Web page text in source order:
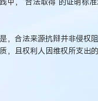
，合法来源抗辩并非侵权
，且权利人因维权所支出